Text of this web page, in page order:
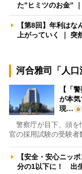
た”ヒミツのお金”
【第8回】年利は
上がっていく ｜
河合雅司「人口
【「
が本
現…
警察庁が目下、頭を
官の採用試験の受験
【安全・安心ニッ
分の1以下に！ 出